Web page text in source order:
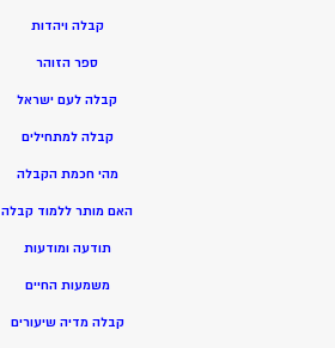
קבלה ויהדות
ספר הזוהר
קבלה לעם ישראל
קבלה למתחילים
מהי חכמת הקבלה
האם מותר ללמוד קבלה
תודעה ומודעות
משמעות החיים
קבלה מדיה שיעורים